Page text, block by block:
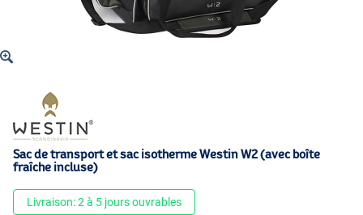
Sac de transport et sac isotherme Westin W2 (avec boîte
fraîche incluse)
Livraison: 2 à 5 jours ouvrables